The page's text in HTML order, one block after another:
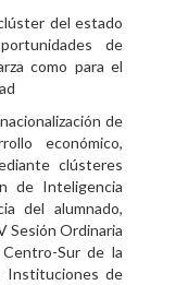
del estado
de
como para el
de
económico,
clústeres
de Inteligencia
del alumnado,
Sesión Ordinaria
Sur de la
Instituciones de